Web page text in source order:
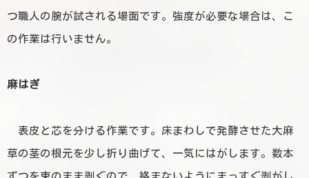
つ職人の腕が試される場面です。強度が必要な場合は、こ
の作業は行いません。
麻はぎ
表皮と芯を分ける作業です。床まわしで発酵させた大麻
草の茎の根元を少し折り曲げて、一気にはがします。数本
ずつを束のまま剥ぐので、絡まないようにまっすぐ剥がし